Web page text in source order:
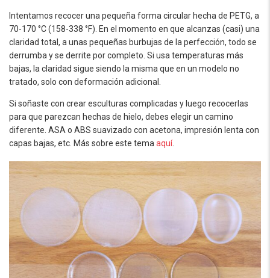
Intentamos recocer una pequeña forma circular hecha de PETG, a
70-170 °C (158-338 °F). En el momento en que alcanzas (casi) una
claridad total, a unas pequeñas burbujas de la perfección, todo se
derrumba y se derrite por completo. Si usa temperaturas más
bajas, la claridad sigue siendo la misma que en un modelo no
tratado, solo con deformación adicional.
Si soñaste con crear esculturas complicadas y luego recocerlas
para que parezcan hechas de hielo, debes elegir un camino
diferente. ASA o ABS suavizado con acetona, impresión lenta con
capas bajas, etc. Más sobre este temaaquí.